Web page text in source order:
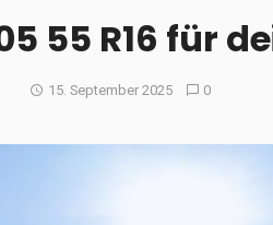
55 R16 für
15. September 2025 0